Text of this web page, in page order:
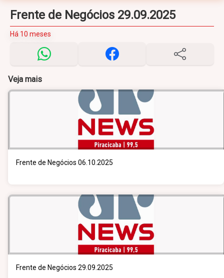
Frente de Negócios 29.09.2025
Há 10 meses
Veja mais
Frente de Negócios 06.10.2025
Frente de Negócios 29.09.2025